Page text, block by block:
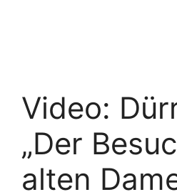
Video:
„Der
alten